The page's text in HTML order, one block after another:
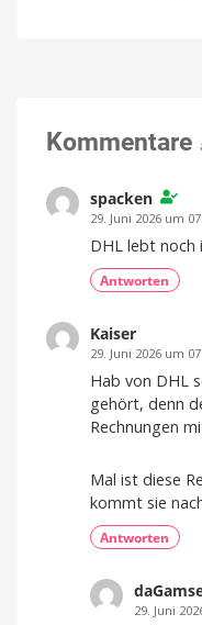
Kommentare
spacken
29. Juni 2026 um
DHL lebt noch
Antworten
Kaiser
29. Juni 2026 um
Hab von DHL
gehört, denn
Rechnungen
Mal ist diese
kommt sie
Antworten
29. Juni